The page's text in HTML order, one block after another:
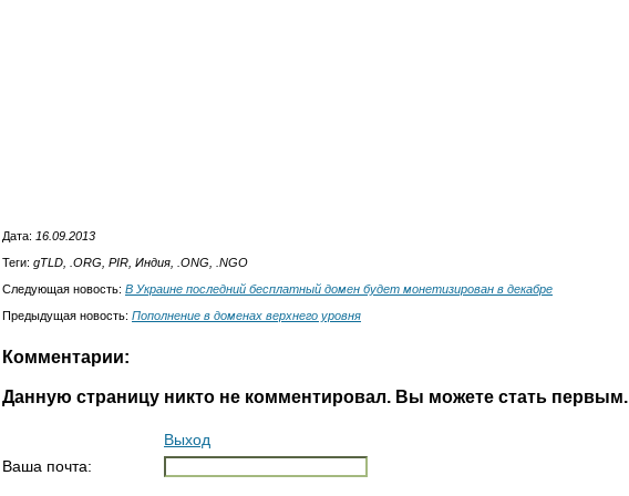
Дата: 16.09.2013
Теги: gTLD, .ORG, PIR, Индия, .ONG, .NGO
Следующая новость: В Украине последний бесплатный домен будет монетизирован в декабре
Предыдущая новость: Пополнение в доменах верхнего уровня
Комментарии:
Данную страницу никто не комментировал. Вы можете стать первым.
Выход
Ваша почта: